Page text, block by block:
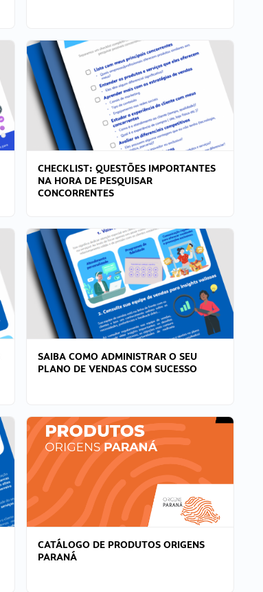
CHECKLIST: QUESTÕES IMPORTANTES
NA HORA DE PESQUISAR
CONCORRENTES
SAIBA COMO ADMINISTRAR O SEU
PLANO DE VENDAS COM SUCESSO
CATÁLOGO DE PRODUTOS ORIGENS
PARANÁ